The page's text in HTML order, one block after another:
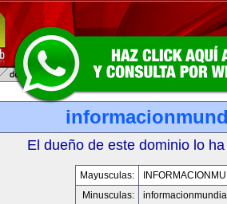
El dueño de este dominio lo
Mayusculas:
Minusculas: